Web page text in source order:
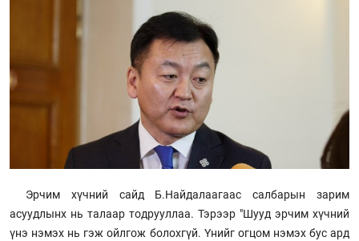
Эрчим хүчний сайд Б.Найдалаагаас салбарын зарим
асуудлынх нь талаар тодрууллаа. Тэрээр "Шууд эрчим хүчний
үнэ нэмэх нь гэж ойлгож болохгүй. Үнийг огцом нэмэх бус ард